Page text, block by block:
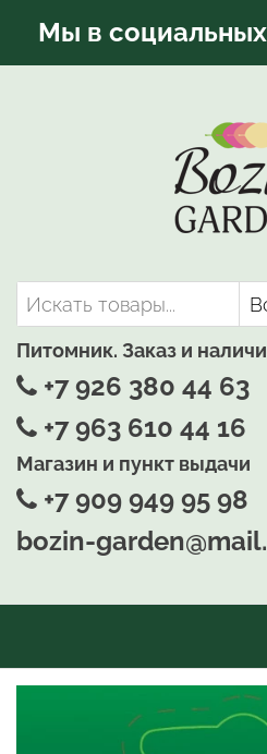
Мы в социальных
Bozin-Garden |
Питомник. Заказ и
+7 926 380 44 63
+7 963 610 44 16
Магазин и пункт выдачи
+7 909 949 95 98
bozin-